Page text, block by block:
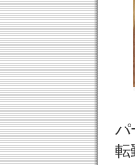
パ
転